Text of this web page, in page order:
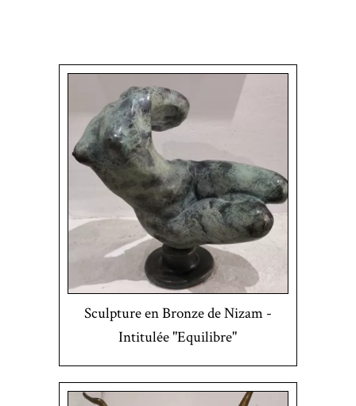
Sculpture en Bronze de Nizam -
Intitulée "Equilibre"